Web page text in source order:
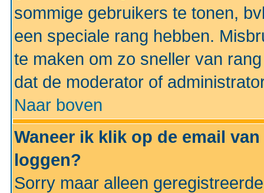
sommige gebruikers te tonen,
een speciale rang hebben.
te maken om zo sneller van
dat de moderator of
Naar boven
Waneer ik klik op de email
loggen?
Sorry maar alleen